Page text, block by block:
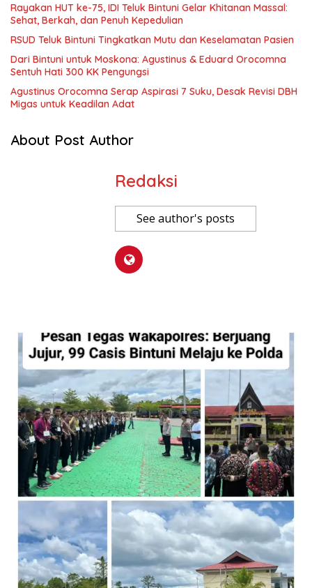
Rayakan HUT ke-75, IDI Teluk Bintuni Gelar Khitanan Massal:
Sehat, Berkah, dan Penuh Kepedulian
RSUD Teluk Bintuni Tingkatkan Mutu dan Keselamatan Pasien
Dari Bintuni untuk Moskona: Agustinus & Eduard Orocomna
Sentuh Hati 300 KK Pengungsi
Agustinus Orocomna Serap Aspirasi 7 Suku, Desak Revisi DBH
Migas untuk Keadilan Adat
About Post Author
Redaksi
See author's posts